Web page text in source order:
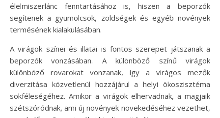
élelmiszerlánc fenntartásához is, hiszen a beporzók
segítenek a gyümölcsök, zöldségek és egyéb növények
termésének kialakulásában.
A virágok színei és illatai is fontos szerepet játszanak a
beporzók vonzásában. A különböző színű virágok
különböző rovarokat vonzanak, így a virágos mezők
diverzitása közvetlenül hozzájárul a helyi ökoszisztéma
sokféleségéhez. Amikor a virágok elhervadnak, a magjaik
szétszóródnak, ami új növények növekedéséhez vezethet,